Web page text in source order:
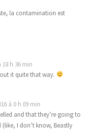
la contamination est
18 h 36 min
it quite that way.
à 0 h 09 min
and that they’re going to
I don’t know, Beastly